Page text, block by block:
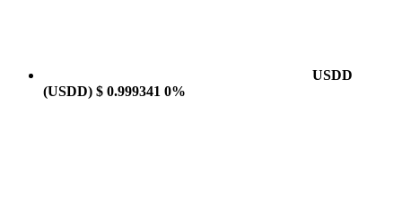
USDD
(USDD) $ 0.999341 0%